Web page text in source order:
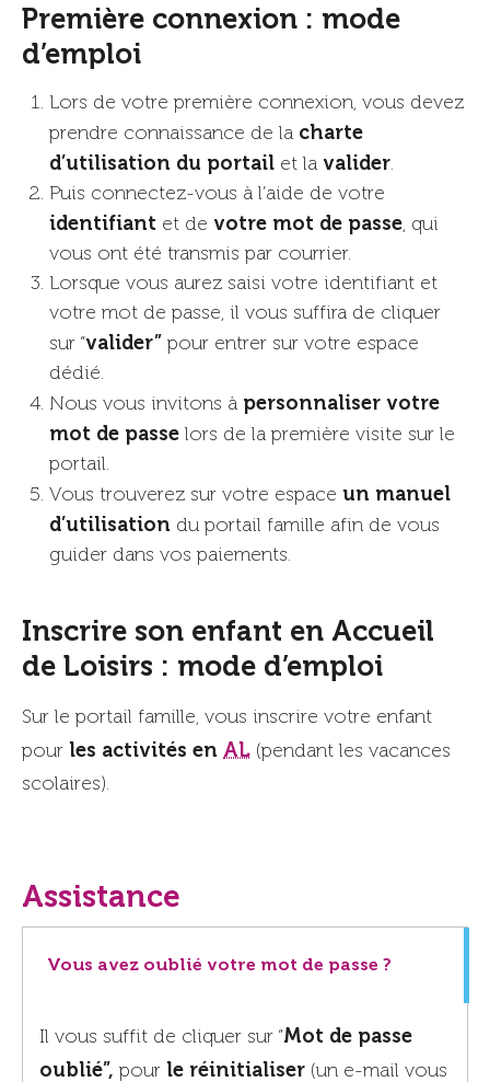
Première connexion : mode
d’emploi
Lors de votre première connexion, vous devez
prendre connaissance de la charte
d’utilisation du portail et la valider.
Puis connectez-vous à l’aide de votre
identifiant et de votre mot de passe, qui
vous ont été transmis par courrier.
Lorsque vous aurez saisi votre identifiant et
votre mot de passe, il vous suffira de cliquer
sur “valider” pour entrer sur votre espace
dédié.
Nous vous invitons à personnaliser votre
mot de passe lors de la première visite sur le
portail.
Vous trouverez sur votre espace un manuel
d’utilisation du portail famille afin de vous
guider dans vos paiements.
Inscrire son enfant en Accueil
de Loisirs : mode d’emploi
Sur le portail famille, vous inscrire votre enfant
pour les activités en AL (pendant les vacances
scolaires).
Assistance
Vous avez oublié votre mot de passe ?
Il vous suffit de cliquer sur “Mot de passe
oublié”, pour le réinitialiser (un e-mail vous